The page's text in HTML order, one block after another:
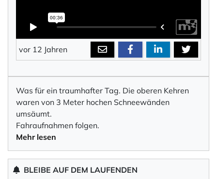
vor 12 Jahren
Was für ein traumhafter Tag. Die oberen Kehren
waren von 3 Meter hochen Schneewänden
umsäumt.
Fahraufnahmen folgen.
Mehr lesen
BLEIBE AUF DEM LAUFENDEN